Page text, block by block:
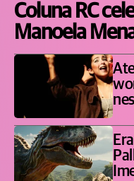
Coluna RC
Manoela